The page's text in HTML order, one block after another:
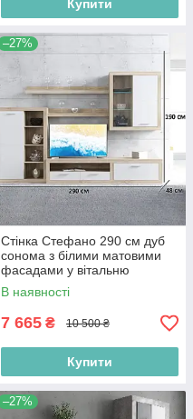
Купити
–27%
Стінка Стефано 290 см дуб
сонома з білими матовими
фасадами у вітальню
В наявності
7 665 ₴ 10 500 ₴
Купити
–27%